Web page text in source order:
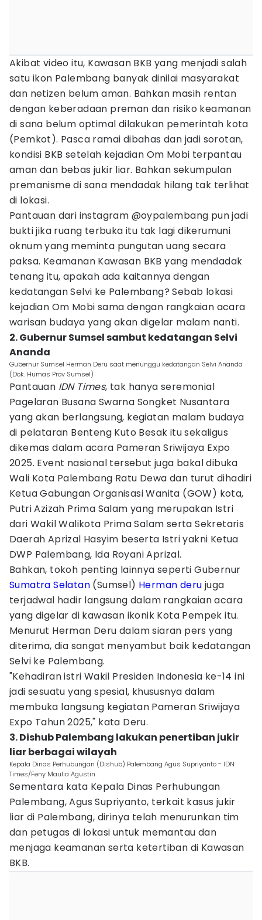
Akibat video itu, Kawasan BKB yang menjadi salah
satu ikon Palembang banyak dinilai masyarakat
dan netizen belum aman. Bahkan masih rentan
dengan keberadaan preman dan risiko keamanan
di sana belum optimal dilakukan pemerintah kota
(Pemkot). Pasca ramai dibahas dan jadi sorotan,
kondisi BKB setelah kejadian Om Mobi terpantau
aman dan bebas jukir liar. Bahkan sekumpulan
premanisme di sana mendadak hilang tak terlihat
di lokasi.
Pantauan dari instagram @oypalembang pun jadi
bukti jika ruang terbuka itu tak lagi dikerumuni
oknum yang meminta pungutan uang secara
paksa. Keamanan Kawasan BKB yang mendadak
tenang itu, apakah ada kaitannya dengan
kedatangan Selvi ke Palembang? Sebab lokasi
kejadian Om Mobi sama dengan rangkaian acara
warisan budaya yang akan digelar malam nanti.
2. Gubernur Sumsel sambut kedatangan Selvi
Ananda
Gubernur Sumsel Herman Deru saat menunggu kedatangan Selvi Ananda
(Dok. Humas Prov Sumsel)
Pantauan IDN Times, tak hanya seremonial
Pagelaran Busana Swarna Songket Nusantara
yang akan berlangsung, kegiatan malam budaya
di pelataran Benteng Kuto Besak itu sekaligus
dikemas dalam acara Pameran Sriwijaya Expo
2025. Event nasional tersebut juga bakal dibuka
Wali Kota Palembang Ratu Dewa dan turut dihadiri
Ketua Gabungan Organisasi Wanita (GOW) kota,
Putri Azizah Prima Salam yang merupakan Istri
dari Wakil Walikota Prima Salam serta Sekretaris
Daerah Aprizal Hasyim beserta Istri yakni Ketua
DWP Palembang, Ida Royani Aprizal.
Bahkan, tokoh penting lainnya seperti Gubernur
Sumatra Selatan (Sumsel) Herman deru juga
terjadwal hadir langsung dalam rangkaian acara
yang digelar di kawasan ikonik Kota Pempek itu.
Menurut Herman Deru dalam siaran pers yang
diterima, dia sangat menyambut baik kedatangan
Selvi ke Palembang.
"Kehadiran istri Wakil Presiden Indonesia ke-14 ini
jadi sesuatu yang spesial, khususnya dalam
membuka langsung kegiatan Pameran Sriwijaya
Expo Tahun 2025," kata Deru.
3. Dishub Palembang lakukan penertiban jukir
liar berbagai wilayah
Kepala Dinas Perhubungan (Dishub) Palembang Agus Supriyanto - IDN
Times/Feny Maulia Agustin
Sementara kata Kepala Dinas Perhubungan
Palembang, Agus Supriyanto, terkait kasus jukir
liar di Palembang, dirinya telah menurunkan tim
dan petugas di lokasi untuk memantau dan
menjaga keamanan serta ketertiban di Kawasan
BKB.